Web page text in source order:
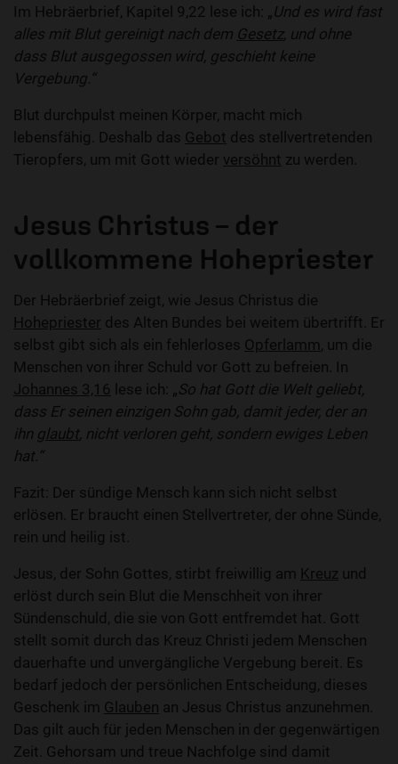
Im Hebräerbrief, Kapitel 9,22 lese ich: „Und es wird fast
alles mit Blut gereinigt nach dem Gesetz, und ohne
dass Blut ausgegossen wird, geschieht keine
Vergebung.“
Blut durchpulst meinen Körper, macht mich
lebensfähig. Deshalb das Gebot des stellvertretenden
Tieropfers, um mit Gott wieder versöhnt zu werden.
Jesus Christus – der
vollkommene Hohepriester
Der Hebräerbrief zeigt, wie Jesus Christus die
Hohepriester des Alten Bundes bei weitem übertrifft. Er
selbst gibt sich als ein fehlerloses Opferlamm, um die
Menschen von ihrer Schuld vor Gott zu befreien. In
Johannes 3,16 lese ich: „So hat Gott die Welt geliebt,
dass Er seinen einzigen Sohn gab, damit jeder, der an
ihn glaubt, nicht verloren geht, sondern ewiges Leben
hat.“
Fazit: Der sündige Mensch kann sich nicht selbst
erlösen. Er braucht einen Stellvertreter, der ohne Sünde,
rein und heilig ist.
Jesus, der Sohn Gottes, stirbt freiwillig am Kreuz und
erlöst durch sein Blut die Menschheit von ihrer
Sündenschuld, die sie von Gott entfremdet hat. Gott
stellt somit durch das Kreuz Christi jedem Menschen
dauerhafte und unvergängliche Vergebung bereit. Es
bedarf jedoch der persönlichen Entscheidung, dieses
Geschenk im Glauben an Jesus Christus anzunehmen.
Das gilt auch für jeden Menschen in der gegenwärtigen
Zeit. Gehorsam und treue Nachfolge sind damit